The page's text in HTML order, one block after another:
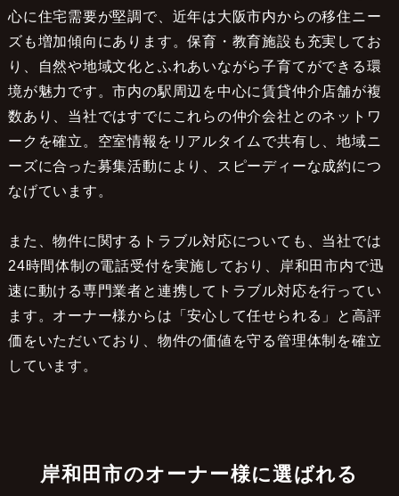
心に住宅需要が堅調で、近年は大阪市内からの移住ニー
ズも増加傾向にあります。保育・教育施設も充実してお
り、自然や地域文化とふれあいながら子育てができる環
境が魅力です。市内の駅周辺を中心に賃貸仲介店舗が複
数あり、当社ではすでにこれらの仲介会社とのネットワ
ークを確立。空室情報をリアルタイムで共有し、地域ニ
ーズに合った募集活動により、スピーディーな成約につ
なげています。
また、物件に関するトラブル対応についても、当社では
24時間体制の電話受付を実施しており、岸和田市内で迅
速に動ける専門業者と連携してトラブル対応を行ってい
ます。オーナー様からは「安心して任せられる」と高評
価をいただいており、物件の価値を守る管理体制を確立
しています。
岸和田市のオーナー様に選ばれる